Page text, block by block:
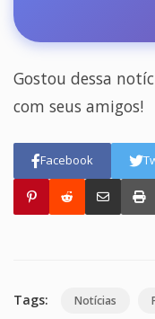
Gostou dessa
com seus amigos!
Facebook
Tags: Notícias